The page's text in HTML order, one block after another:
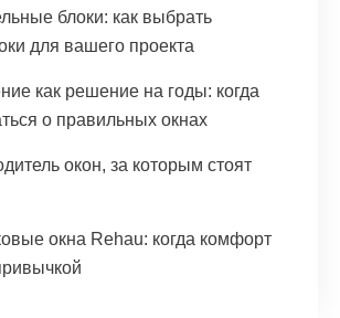
блоки: как выбрать
для вашего проекта
как решение на годы: когда
о правильных окнах
окон, за которым стоят
окна Rehau: когда комфорт